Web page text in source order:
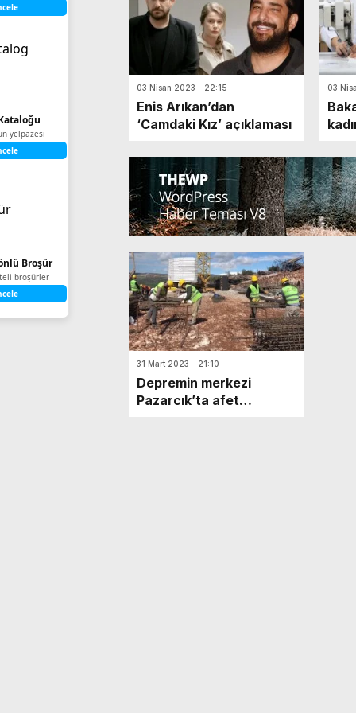
yelpazesi
Broşür
broşürler
03 Nisan 2023 - 22:15
Enis Arıkan’dan
‘Camdaki Kız’ açıklaması
03
31 Mart 2023 - 21:10
Depremin merkezi
Pazarcık’ta afet